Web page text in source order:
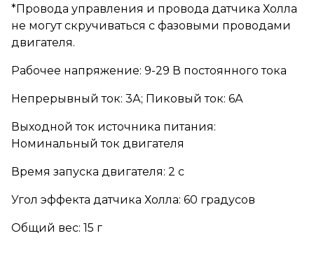
*Провода управления и провода датчика Холла
не могут скручиваться с фазовыми проводами
двигателя.
Рабочее напряжение: 9-29 В постоянного тока
Непрерывный ток: 3А; Пиковый ток: 6А
Выходной ток источника питания:
Номинальный ток двигателя
Время запуска двигателя: 2 с
Угол эффекта датчика Холла: 60 градусов
Общий вес: 15 г